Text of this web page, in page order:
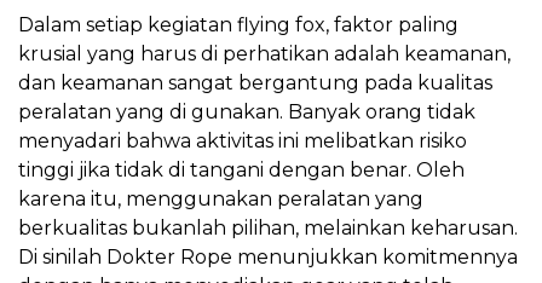
Dalam setiap kegiatan flying fox, faktor paling
krusial yang harus di perhatikan adalah keamanan,
dan keamanan sangat bergantung pada kualitas
peralatan yang di gunakan. Banyak orang tidak
menyadari bahwa aktivitas ini melibatkan risiko
tinggi jika tidak di tangani dengan benar. Oleh
karena itu, menggunakan peralatan yang
berkualitas bukanlah pilihan, melainkan keharusan.
Di sinilah Dokter Rope menunjukkan komitmennya